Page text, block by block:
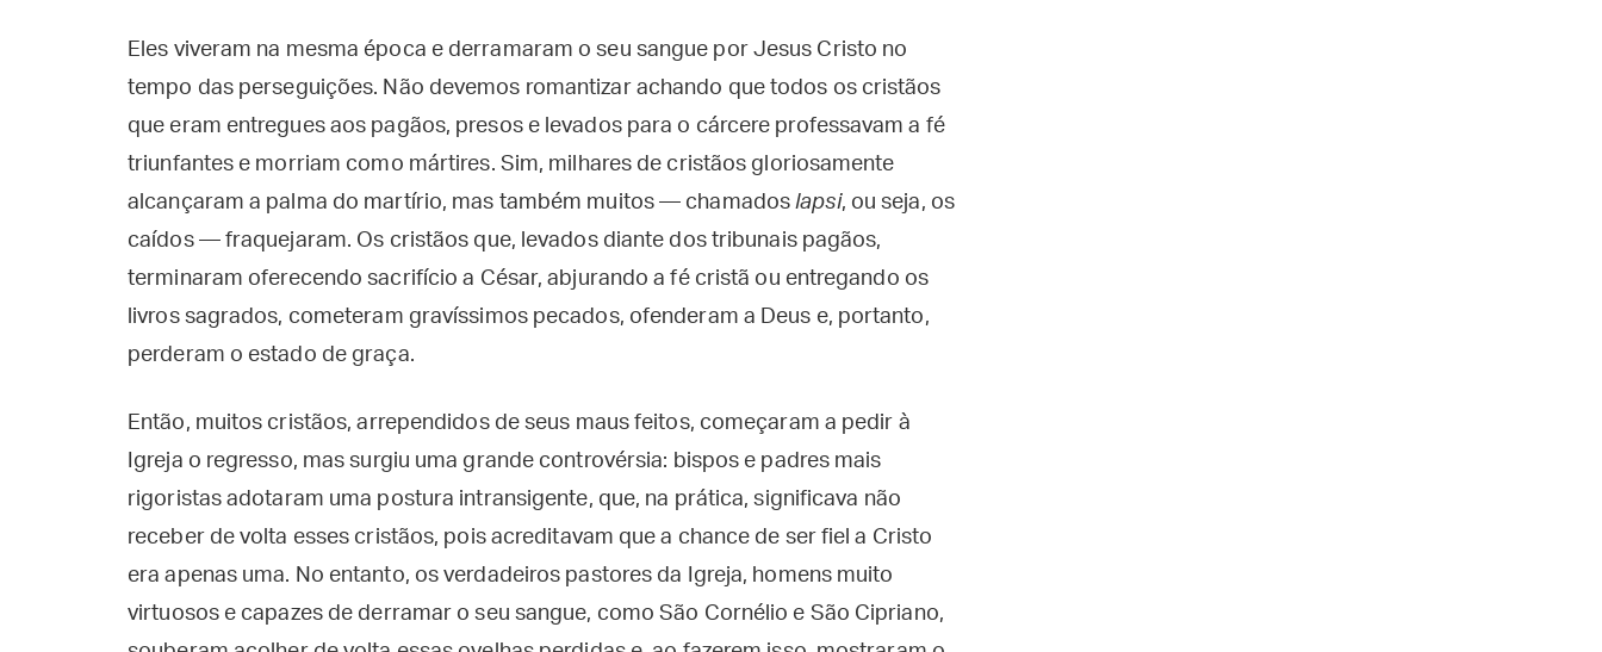
Eles viveram na mesma época e derramaram o seu sangue por Jesus Cristo no
tempo das perseguições. Não devemos romantizar achando que todos os cristãos
que eram entregues aos pagãos, presos e levados para o cárcere professavam a fé
triunfantes e morriam como mártires. Sim, milhares de cristãos gloriosamente
alcançaram a palma do martírio, mas também muitos — chamadoslapsi, ou seja, os
caídos — fraquejaram. Os cristãos que, levados diante dos tribunais pagãos,
terminaram oferecendo sacrifício a César, abjurando a fé cristã ou entregando os
livros sagrados, cometeram gravíssimos pecados, ofenderam a Deus e, portanto,
perderam o estado de graça.
Então, muitos cristãos, arrependidos de seus maus feitos, começaram a pedir à
Igreja o regresso, mas surgiu uma grande controvérsia: bispos e padres mais
rigoristas adotaram uma postura intransigente, que, na prática, significava não
receber de volta esses cristãos, pois acreditavam que a chance de ser fiel a Cristo
era apenas uma. No entanto, os verdadeiros pastores da Igreja, homens muito
virtuosos e capazes de derramar o seu sangue, como São Cornélio e São Cipriano,